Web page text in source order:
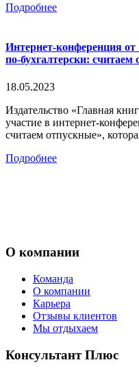
Подробнее
Интернет-конференция
по-бухгалтерски: считаем
18.05.2023
Издательство «Главная
участие в интернет-
считаем отпускные»,
Подробнее
О компании
Команда
О компании
Карьера
Отзывы клиентов
Мы отдыхаем
Консультант Плюс